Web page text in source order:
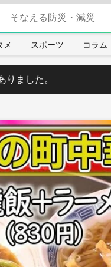
そなえる防災・減災
メ スポーツ コラム
ました。